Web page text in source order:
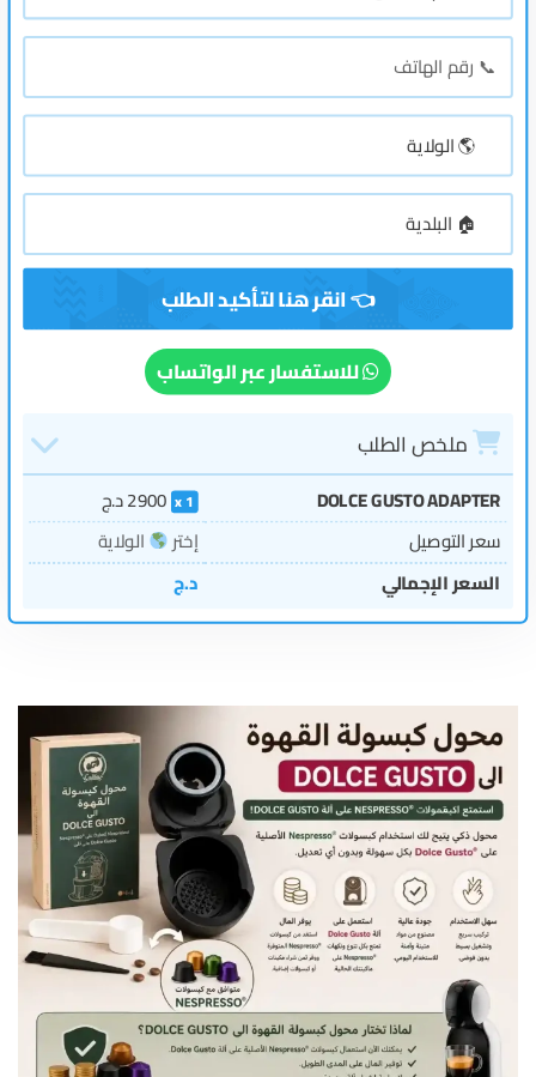
للاستفسار عبر الواتساب
ملخص الطلب
DOLCE GUSTO ADAPTER
1
2900د.ج
سعر التوصيل
إختر
الولاية
السعر الإجمالي
د.ج